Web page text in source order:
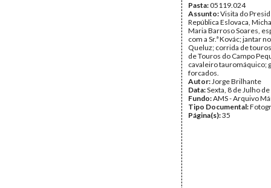
Pasta:05119.024
Assunto:Visita do
República Eslovaca,
Maria Barroso Soares,
com a Sr.ª Kovác; jantar
Queluz; corrida de
de Touros do Campo
cavaleiro tauromáquico;
forcados.
Autor:Jorge Brilhante
Data:Sexta, 8 de Julho
Fundo:AMS - Arquivo
Tipo Documental:
Página(s):35